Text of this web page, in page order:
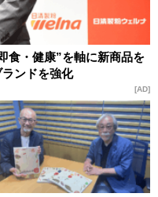
食・健康”を軸に新商品を
ンドを強化
AD